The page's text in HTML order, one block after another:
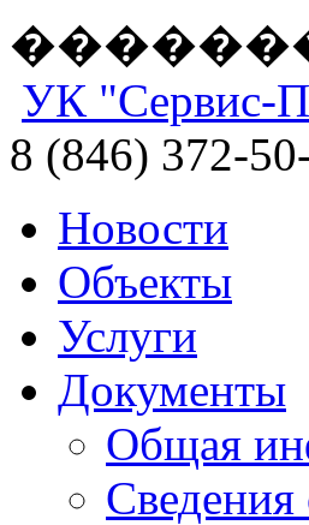
УК "Сервис-
8 (846) 372-
Новости
Объекты
Услуги
Документы
Общая